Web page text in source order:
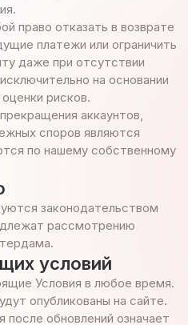
право отказать в возврате
платежи или ограничить
даже при отсутствии
на основании
рисков.
аккаунтов,
споров являются
по нашему собственному
законодательством
рассмотрению
условий
Условия в любое время.
опубликованы на сайте.
обновлений означает